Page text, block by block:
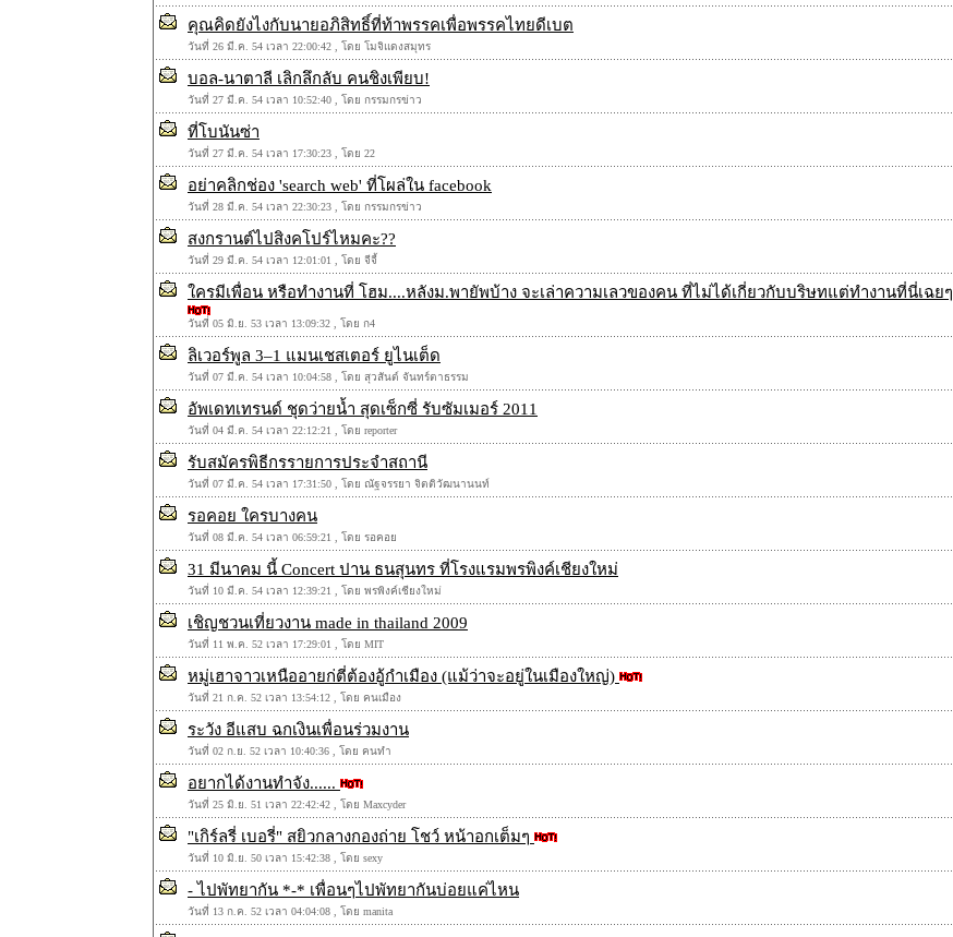
คุณคิดยังไงกับนายอภิสิทธิ์ที่ท้าพรรคเพื่อพรรคไทยดีเบต
วันที่ 26 มี.ค. 54 เวลา 22:00:42 , โดย โมจิแดงสมุทร
บอล-นาตาลี เลิกลึกลับ คนชิงเพียบ!
วันที่ 27 มี.ค. 54 เวลา 10:52:40 , โดย กรรมกรข่าว
ที่โบนันซ่า
วันที่ 27 มี.ค. 54 เวลา 17:30:23 , โดย 22
อย่าคลิกช่อง 'search web' ที่โผล่ใน facebook
วันที่ 28 มี.ค. 54 เวลา 22:30:23 , โดย กรรมกรข่าว
สงกรานต์ไปสิงคโปร์ไหมคะ??
วันที่ 29 มี.ค. 54 เวลา 12:01:01 , โดย จีจี้
ใครมีเพื่อน หรือทำงานที่ โฮม....หลังม.พายัพบ้าง จะเล่าความเลวของคน ที่ไม่ได้เกี่ยวกับบริษทแต่ทำงานที่นี่เฉยๆ
วันที่ 05 มิ.ย. 53 เวลา 13:09:32 , โดย ก4
ลิเวอร์พูล 3–1 แมนเชสเตอร์ ยูไนเต็ด
วันที่ 07 มี.ค. 54 เวลา 10:04:58 , โดย สุวสันต์ จันทร์ตาธรรม
อัพเดทเทรนด์ ชุดว่ายน้ำ สุดเซ็กซี่ รับซัมเมอร์ 2011
วันที่ 04 มี.ค. 54 เวลา 22:12:21 , โดย reporter
รับสมัครพิธีกรรายการประจำสถานี
วันที่ 07 มี.ค. 54 เวลา 17:31:50 , โดย ณัฐจรรยา จิตติวัฒนานนท์
รอคอย ใครบางคน
วันที่ 08 มี.ค. 54 เวลา 06:59:21 , โดย รอคอย
31 มีนาคม นี้ Concert ปาน ธนสุนทร ที่โรงแรมพรพิงค์เชียงใหม่
วันที่ 10 มี.ค. 54 เวลา 12:39:21 , โดย พรพิงค์เชียงใหม่
เชิญชวนเที่ยวงาน made in thailand 2009
วันที่ 11 พ.ค. 52 เวลา 17:29:01 , โดย MIT
หมู่เฮาจาวเหนืออายก่ตี่ต้องอู้กำเมือง (แม้ว่าจะอยู่ในเมืองใหญ่)
วันที่ 21 ก.ค. 52 เวลา 13:54:12 , โดย คนเมือง
ระวัง อีแสบ ฉกเงินเพื่อนร่วมงาน
วันที่ 02 ก.ย. 52 เวลา 10:40:36 , โดย คนทำ
อยากได้งานทำจัง......
วันที่ 25 มิ.ย. 51 เวลา 22:42:42 , โดย Maxcyder
"เกิร์ลรี่ เบอรี่" สยิวกลางกองถ่าย โชว์ หน้าอกเต็มๆ
วันที่ 10 มิ.ย. 50 เวลา 15:42:38 , โดย sexy
- ไปพัทยากัน *-* เพื่อนๆไปพัทยากันบ่อยแค่ไหน
วันที่ 13 ก.ค. 52 เวลา 04:04:08 , โดย manita